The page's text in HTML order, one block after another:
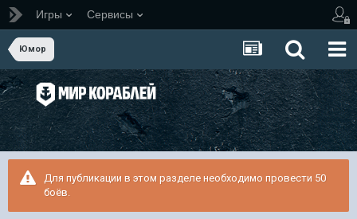
Игры Сервисы
Юмор
Для публикации в этом разделе необходимо провести 50
боёв.